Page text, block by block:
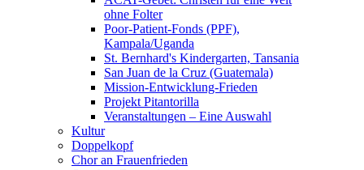
ohne Folter
Poor-Patient-Fonds (PPF),
Kampala/Uganda
St. Bernhard's Kindergarten, Tansania
San Juan de la Cruz (Guatemala)
Mission-Entwicklung-Frieden
Projekt Pitantorilla
Veranstaltungen – Eine Auswahl
Kultur
Doppelkopf
Chor an Frauenfrieden